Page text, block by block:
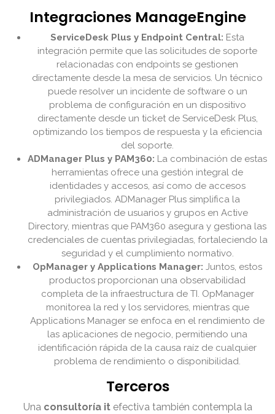
Integraciones ManageEngine
ServiceDesk Plus y Endpoint Central: Esta
integración permite que las solicitudes de soporte
relacionadas con endpoints se gestionen
directamente desde la mesa de servicios. Un técnico
puede resolver un incidente de software o un
problema de configuración en un dispositivo
directamente desde un ticket de ServiceDesk Plus,
optimizando los tiempos de respuesta y la eficiencia
del soporte.
ADManager Plus y PAM360: La combinación de estas
herramientas ofrece una gestión integral de
identidades y accesos, así como de accesos
privilegiados. ADManager Plus simplifica la
administración de usuarios y grupos en Active
Directory, mientras que PAM360 asegura y gestiona las
credenciales de cuentas privilegiadas, fortaleciendo la
seguridad y el cumplimiento normativo.
OpManager y Applications Manager: Juntos, estos
productos proporcionan una observabilidad
completa de la infraestructura de TI. OpManager
monitorea la red y los servidores, mientras que
Applications Manager se enfoca en el rendimiento de
las aplicaciones de negocio, permitiendo una
identificación rápida de la causa raíz de cualquier
problema de rendimiento o disponibilidad.
Terceros
Una consultoría itefectiva también contempla la